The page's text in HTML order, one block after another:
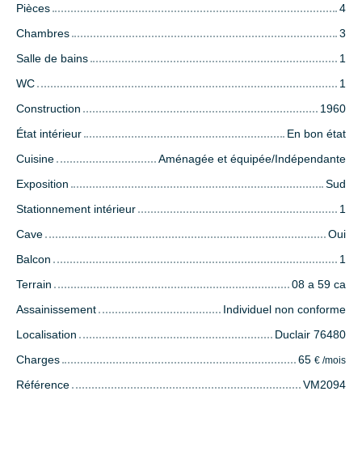
Pièces
4
Chambres
3
Salle de bains
1
WC
1
Construction
1960
État intérieur
En bon état
Cuisine
Aménagée et équipée/Indépendante
Exposition
Sud
Stationnement intérieur
1
Cave
Oui
Balcon
1
Terrain
08 a 59 ca
Assainissement
Individuel non conforme
Localisation
Duclair 76480
Charges
65 € /mois
Référence VM2094